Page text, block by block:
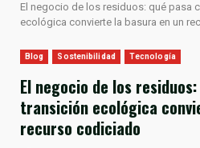
El negocio de los residuos: qué pasa
ecológica convierte la basura en un
Blog Sostenibilidad Tecnología
El negocio de los
transición ecológica
recurso codiciado